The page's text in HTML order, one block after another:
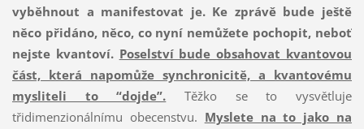
vyběhnout a manifestovat je. Ke zprávě bude ještě
něco přidáno, něco, co nyní nemůžete pochopit, neboť
nejste kvantoví. Poselství bude obsahovat kvantovou
část, která napomůže synchronicitě, a kvantovému
mysliteli to “dojde”. Těžko se to vysvětluje
třidimenzionálnímu obecenstvu. Myslete na to jako na